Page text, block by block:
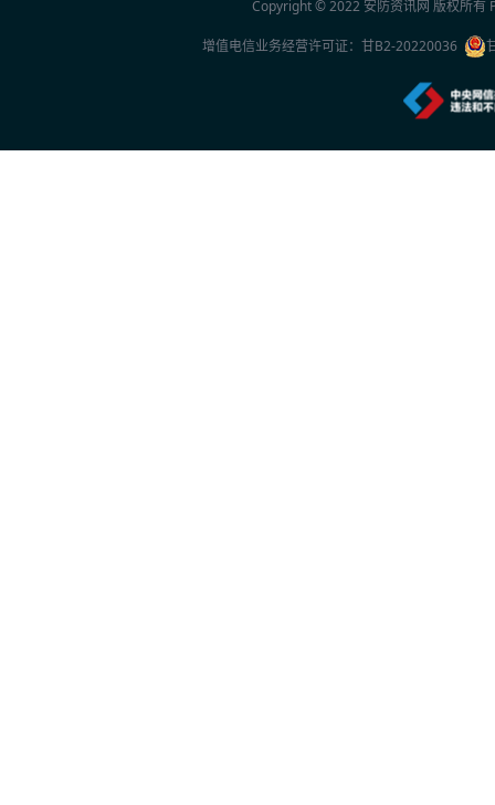
Copyright © 2022 安防资讯网 版权所有
增值电信业务经营许可证： 甘B2-20220036